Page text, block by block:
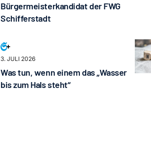
Bürgermeisterkandidat der FWG
Schifferstadt
3. JULI 2026
Was tun, wenn einem das „Wasser
bis zum Hals steht“